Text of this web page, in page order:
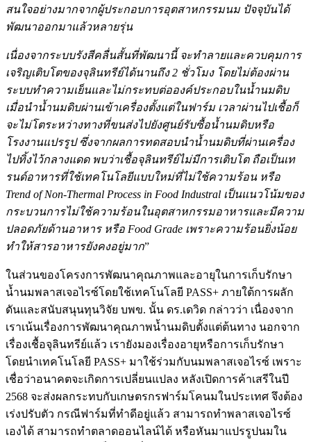
สนใจอย่างมากจากผู้ประกอบการอุตสาหกรรมนม ปัจจุบันได้
พัฒนาออกมาแล้วหลายรุ่น
เนื่องจากระบบรังสีคลื่นสั้นที่พัฒนานี้ จะทำลายและควบคุมการ
เจริญเติบโตของจุลินทรีย์ได้นานถึง 2 ชั่วโมง โดยไม่ต้องผ่าน
ระบบทำความเย็นและไม่กระทบต่อองค์ประกอบในน้ำนมดิบ
เมื่อนำน้ำนมดิบผ่านเข้าเครื่องตั้งแต่ในฟาร์ม เวลาผ่านไปเชื้อก็
จะไม่โตระหว่างทางที่ขนส่งไปยังศูนย์รับซื้อน้ำนมดิบหรือ
โรงงานแปรรูป ซึ่งจากผลการทดสอบนำน้ำนมดิบที่ผ่านเครื่อง
ไปทิ้งไว้กลางแดด พบว่าเชื้อจุลินทรีย์ไม่มีการเติบโต ถือเป็นเท
รนด์อาหารที่ใช้เทคโนโลยีแบบใหม่ที่ไม่ใช้ความร้อน หรือ
Trend of Non-Thermal Process in Food Industral เป็นแนวโน้มของ
กระบวนการไม่ใช้ความร้อนในอุตสาหกรรมอาหารและมีความ
ปลอดภัยด้านอาหาร หรือ Food Grade เพราะความร้อนยิ่งน้อย
ทำให้สารอาหารยังคงอยู่มาก”
ในส่วนของโครงการพัฒนาคุณภาพและอายุในการเก็บรักษา
น้ำนมพลาสเจอไรซ์โดยใช้เทคโนโลยี PASS+ ภายใต้การผลัก
ดันและสนับสนุนทุนวิจัย บพข. นั้น ดร.เดวิด กล่าวว่า เนื่องจาก
เราเน้นเรื่องการพัฒนาคุณภาพน้ำนมดิบตั้งแต่ต้นทาง นอกจาก
เรื่องเชื้อจุลินทรีย์แล้ว เรายังมองเรื่องอายุหรือการเก็บรักษา
โดยนำเทคโนโลยี PASS+ มาใช้ร่วมกับนมพลาสเจอไรซ์ เพราะ
เชื่อว่าอนาคตจะเกิดการเปลี่ยนแปลง หลังเปิดการค้าเสรีในปี
2568 จะส่งผลกระทบกับเกษตรกรฟาร์มโคนมในประเทศ จึงต้อง
เร่งปรับตัว กรณีฟาร์มที่ทำดีอยู่แล้ว สามารถทำพลาสเจอไรซ์
เองได้ สามารถทำตลาดออนไลน์ได้ หรือหันมาแปรรูปนมใน